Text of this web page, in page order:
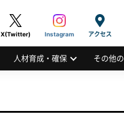
X(Twitter) Instagram アクセス
人材育成・確保 その他